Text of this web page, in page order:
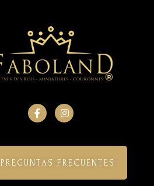
PREGUNTAS FRECUENTES